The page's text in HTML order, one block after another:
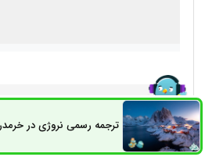
انتقادات و پیشنهادات: director.eshragh@gmail.com
ترجمه رسمی نروژی درراه های ارتباطی